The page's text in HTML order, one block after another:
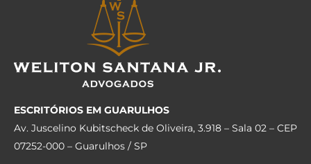
ESCRITÓRIOS EM GUARULHOS
Av. Juscelino Kubitscheck de Oliveira, 3.918 – Sala 02 – CEP
07252-000 – Guarulhos / SP